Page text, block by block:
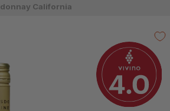
California